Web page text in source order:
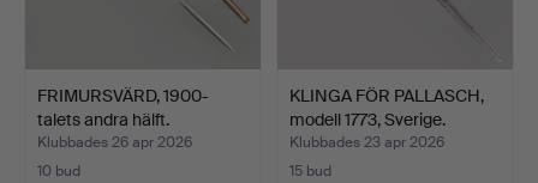
FRIMURSVÄRD, 1900-
talets andra hälft.
Klubbades 26 apr 2026
10 bud
KLINGA FÖR PALLASCH,
modell 1773, Sverige.
Klubbades 23 apr 2026
15 bud